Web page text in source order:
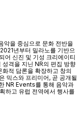
악을 중심으로 문화 전반을
년부터 밀라노를 기반으
어 신진 및 기성 크리에이티
격을 지닌 NR의 편집 방향
적 담론을 확장하고 창의
은 믹스와 프리미어, 곧 공개될
NR Events를 통해 음악과
하고 유럽 전역에서 행사를